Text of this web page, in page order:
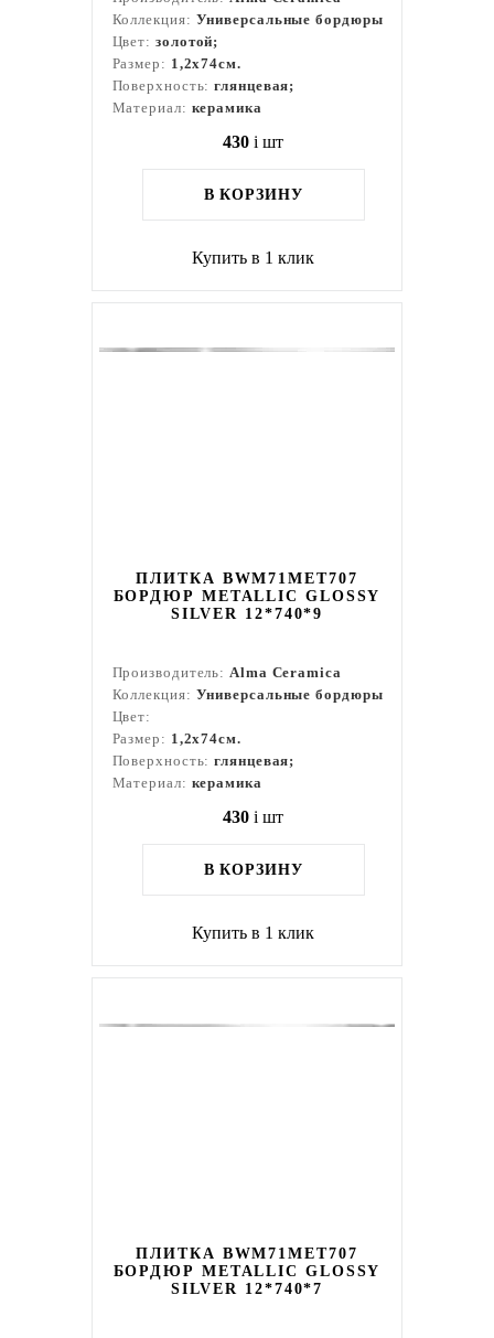
Коллекция: Универсальные бордюры
Цвет: золотой;
Размер: 1,2x74см.
Поверхность:глянцевая;
Материал: керамика
430 i шт
В КОРЗИНУ
Купить в 1 клик
ПЛИТКА BWM71MET707
БОРДЮР METALLIC GLOSSY
SILVER 12*740*9
Производитель:Alma Ceramica
Коллекция: Универсальные бордюры
Цвет:
Размер: 1,2x74см.
Поверхность:глянцевая;
Материал: керамика
430 i шт
В КОРЗИНУ
Купить в 1 клик
ПЛИТКА BWM71MET707
БОРДЮР METALLIC GLOSSY
SILVER 12*740*7